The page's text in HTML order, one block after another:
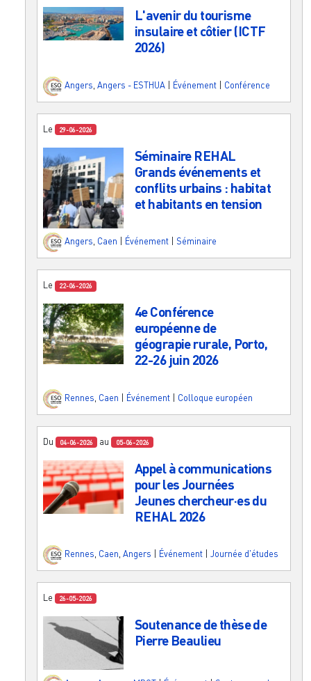
L'avenir du tourisme
insulaire et côtier (ICTF
2026)
Angers Angers - ESTHUA Événement Conférence
Le 29-06-2026
Séminaire REHAL
Grands événements et
conflits urbains : habitat
et habitants en tension
Angers, Caen Événement Séminaire
Le 22-06-2026
4e Conférence
européenne de
géograpie rurale, Porto,
22-26 juin 2026
Rennes Caen Événement Colloque européen
Du 04-06-2026 au 05-06-2026
Appel à communications
pour les Journées
Jeunes chercheur·es du
REHAL 2026
Rennes Caen Angers Événement Journée d'études
Le 26-05-2026
Soutenance de thèse de
Pierre Beaulieu